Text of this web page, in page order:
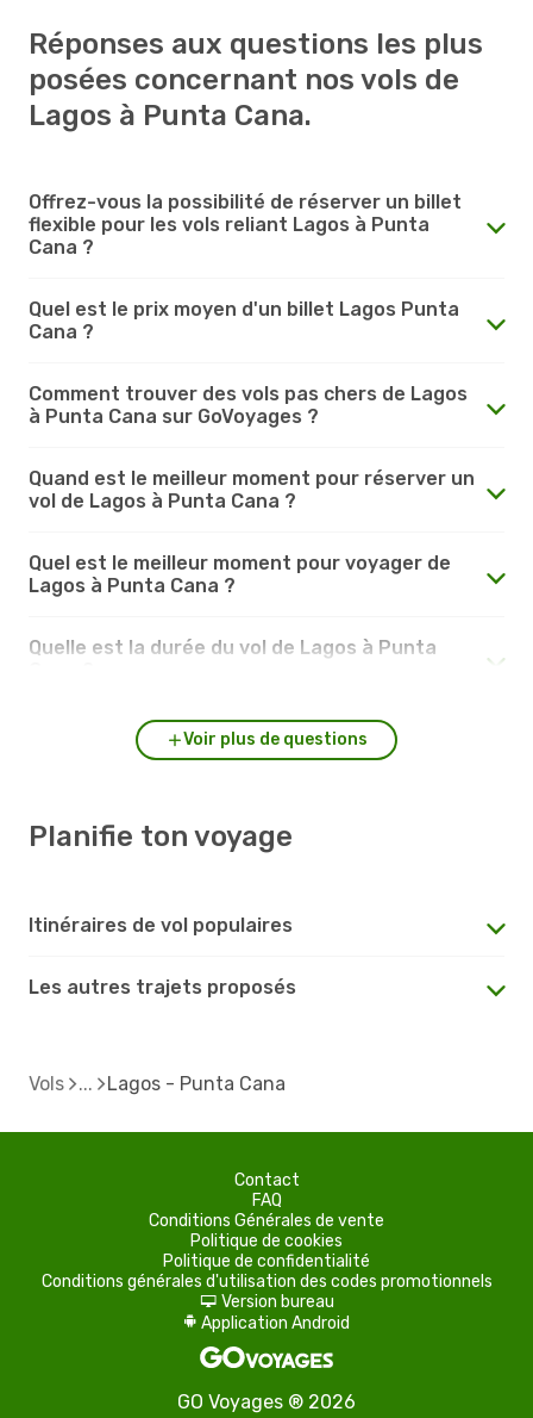
Réponses aux questions les plus
posées concernant nos vols de
Lagos à Punta Cana.
Offrez-vous la possibilité de réserver un billet
flexible pour les vols reliant Lagos à Punta
Cana ?
Quel est le prix moyen d'un billet Lagos Punta
Cana ?
Comment trouver des vols pas chers de Lagos
à Punta Cana sur GoVoyages ?
Quand est le meilleur moment pour réserver un
vol de Lagos à Punta Cana ?
Quel est le meilleur moment pour voyager de
Lagos à Punta Cana ?
Quelle est la durée du vol de Lagos à Punta
Voir plus de questions
Planifie ton voyage
Itinéraires de vol populaires
Les autres trajets proposés
Vols Lagos - Punta Cana
Contact
FAQ
Conditions Générales de vente
Politique de cookies
Politique de confidentialité
Conditions générales d'utilisation des codes promotionnels
d Version bureau
A Application Android
GO Voyages ® 2026